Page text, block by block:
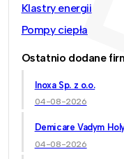
Klastry energii
Pompy ciepła
Ostatnio dodane
Inoxa Sp. z o.o.
04-08-2026
Demicare Vadym
04-08-2026